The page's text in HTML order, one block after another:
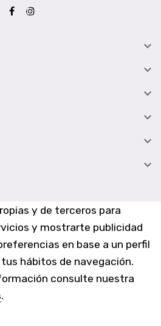
y de terceros para
y mostrarte publicidad
en base a un perfil
hábitos de navegación.
consulte nuestra
.





